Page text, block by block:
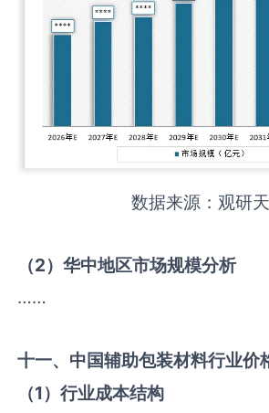
数据来源：观研
（2）华中地区市场规模分析
……
十一、中国辅助包装材料行业价
（1）行业成本结构